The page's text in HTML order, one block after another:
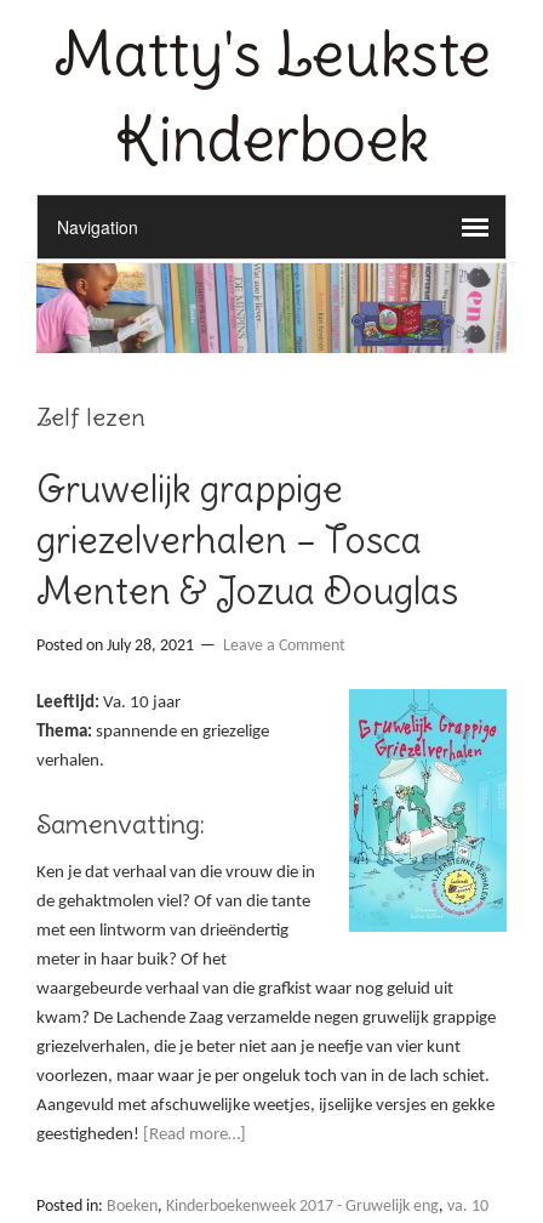
Matty's Leukste
Kinderboek
Zelf lezen
Gruwelijk grappige
griezelverhalen – Tosca
Menten & Jozua Douglas
Posted on July 28, 2021 Leave a Comment
Leeftijd: Va. 10 jaar
Thema: spannende en griezelige
verhalen.
Samenvatting:
Ken je dat verhaal van die vrouw die in
de gehaktmolen viel? Of van die tante
met een lintworm van drieëndertig
meter in haar buik? Of het
waargebeurde verhaal van die grafkist waar nog geluid uit
kwam? De Lachende Zaag verzamelde negen gruwelijk grappige
griezelverhalen, die je beter niet aan je neefje van vier kunt
voorlezen, maar waar je per ongeluk toch van in de lach schiet.
Aangevuld met afschuwelijke weetjes, ijselijke versjes en gekke
geestigheden!
[Read more…]
Posted in: Boeken, Kinderboekenweek 2017 - Gruwelijk eng, va. 10